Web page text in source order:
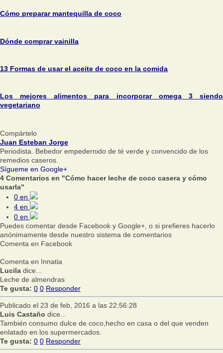
Cómo preparar mantequilla de coco
Dónde comprar vainilla
13 Formas de usar el aceite de coco en la comida
Los mejores alimentos para incorporar omega 3 siendo
vegetariano
Compártelo
Juan Esteban Jorge
Periodista. Bebedor empedernido de té verde y convencido de los
remedios caseros.
Sígueme en Google+
4 Comentarios en "Cómo hacer leche de coco casera y cómo
usarla"
0 en
4 en
0 en
Puedes comentar desde Facebook y Google+, o si prefieres hacerlo
anónimamente desde nuestro sistema de comentarios
Comenta en Facebook
Comenta en Innatia
Lucila dice...
Leche de almendras
Te gusta: 0 0 Responder
Publicado el 23 de feb, 2016 a las 22:56:28
Luis Castaño dice...
También consumo dulce de coco,hecho en casa o del que venden
enlatado en los supermercados.
Te gusta: 0 0 Responder